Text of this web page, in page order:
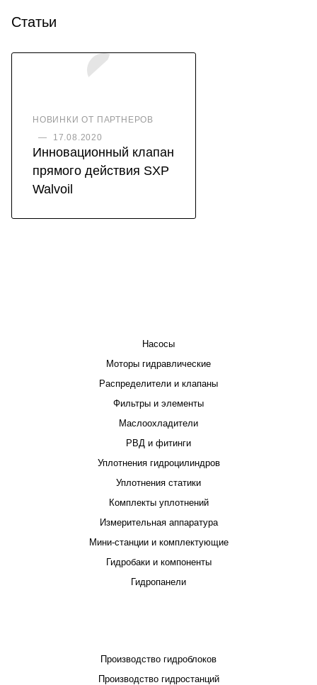
Статьи
НОВИНКИ ОТ ПАРТНЕРОВ
—
17.08.2020
Инновационный клапан
прямого действия SXP
Walvoil
Насосы
Моторы гидравлические
Распределители и клапаны
Фильтры и элементы
Маслоохладители
РВД и фитинги
Уплотнения гидроцилиндров
Уплотнения статики
Комплекты уплотнений
Измерительная аппаратура
Мини-станции и комплектующие
Гидробаки и компоненты
Гидропанели
Производство гидроблоков
Производство гидростанций